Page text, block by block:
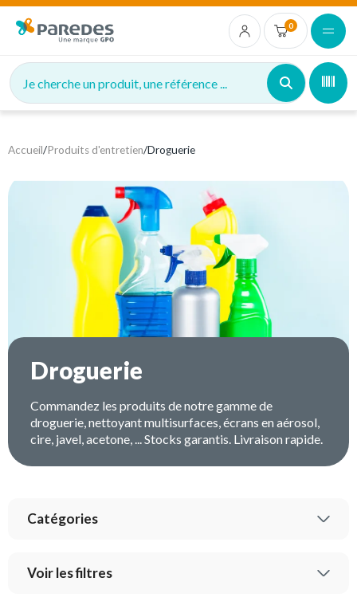
0
Je cherche un produit, une référence ...
Accueil/Produits d'entretien/Droguerie
Droguerie
Commandez les produits de notre gamme de
droguerie, nettoyant multisurfaces, écrans en aérosol,
cire, javel, acetone, ... Stocks garantis. Livraison rapide.
Catégories
Voir les filtres